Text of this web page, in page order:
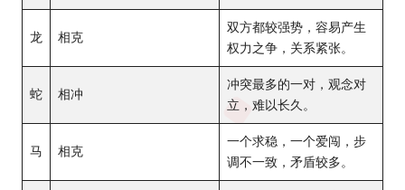
龙 相克
双方都较强势，容易产生
权力之争，关系紧张。
蛇 相冲
冲突最多的一对，观念对
立，难以长久。
马 相克
一个求稳，一个爱闯，步
调不一致，矛盾较多。